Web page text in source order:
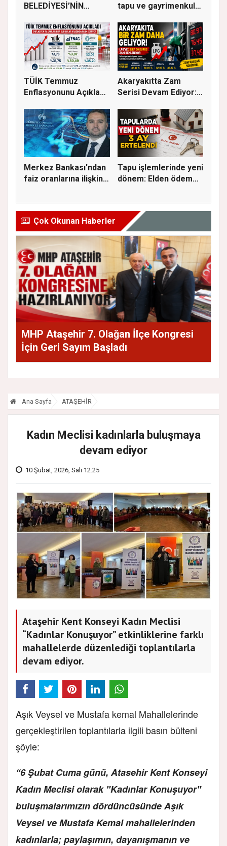
BELEDİYESİ’NİN
DEST...
tapu ve gayrimenkul
TÜİK Temmuz
Enflasyonunu Açıkladı:
Akaryakıtta Zam
Serisi Devam Ediyor:
Merkez Bankası'ndan
faiz oranlarına ilişkin
Tapu işlemlerinde yeni
dönem: Elden ödeme
Çok Okunan Haberler
MHP Ataşehir 7. Olağan İlçe Kongresi
İçin Geri Sayım Başladı
Ana Sayfa ATAŞEHİR
Kadın Meclisi kadınlarla buluşmaya
devam ediyor
10 Şubat, 2026, Salı 12:25
Ataşehir Kent Konseyi Kadın Meclisi
“Kadınlar Konuşuyor” etkinliklerine farklı
mahallelerde düzenlediği toplantılarla
devam ediyor.
Aşık Veysel ve Mustafa kemal Mahallelerinde
gerçekleştirilen toplantılarla ilgili basın bülteni
şöyle:
“6 Şubat Cuma günü, Atasehir Kent Konseyi
Kadın Meclisi olarak "Kadınlar Konuşuyor"
buluşmalarımızın dördüncüsünde Aşık
Veysel ve Mustafa Kemal mahallelerinden
kadınlarla; paylaşımın, dayanışmanın ve